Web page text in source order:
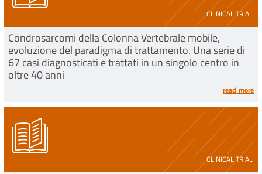
CLINICAL TRIAL
Condrosarcomi della Colonna Vertebrale mobile,
evoluzione del paradigma di trattamento. Una serie di
67 casi diagnosticati e trattati in un singolo centro in
oltre 40 anni
read more
CLINICAL TRIAL